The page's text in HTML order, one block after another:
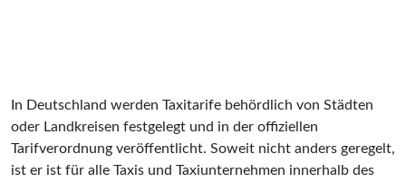
In Deutschland werden Taxitarife behördlich von Städten
oder Landkreisen festgelegt und in der offiziellen
Tarifverordnung veröffentlicht. Soweit nicht anders geregelt,
ist er ist für alle Taxis und Taxiunternehmen innerhalb des